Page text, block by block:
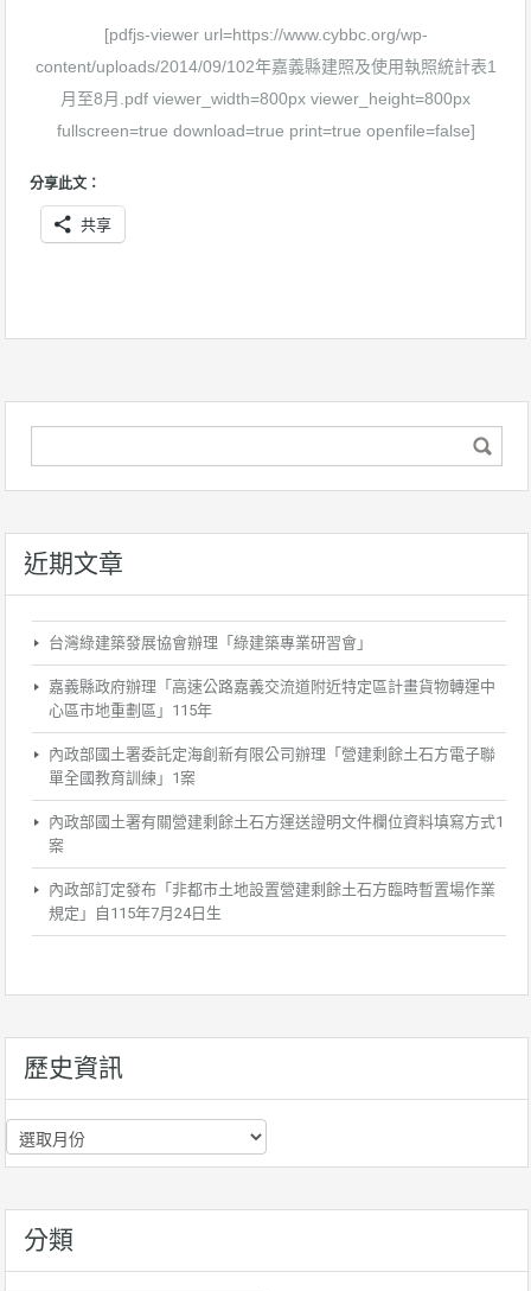
[pdfjs-viewer url=https://www.cybbc.org/wp-
content/uploads/2014/09/102年嘉義縣建照及使用執照統計表1
月至8月.pdf viewer_width=800px viewer_height=800px
fullscreen=true download=true print=true openfile=false]
分享此文：
共享
近期文章
台灣綠建築發展協會辦理「綠建築專業研習會」
嘉義縣政府辦理「高速公路嘉義交流道附近特定區計畫貨物轉運中
心區市地重劃區」115年
內政部國土署委託定海創新有限公司辦理「營建剩餘土石方電子聯
單全國教育訓練」1案
內政部國土署有關營建剩餘土石方運送證明文件欄位資料填寫方式1
案
內政部訂定發布「非都市土地設置營建剩餘土石方臨時暫置場作業
規定」自115年7月24日生
歷史資訊
歷
史
分類